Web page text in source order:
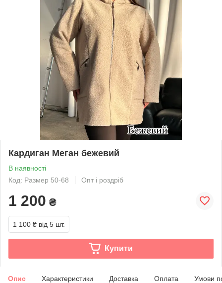
Кардиган Меган бежевий
В наявності
Код: Размер 50-68
Опт і роздріб
1 200 ₴
1 100 ₴ від 5 шт.
Купити
Опис Характеристики Доставка Оплата Умови